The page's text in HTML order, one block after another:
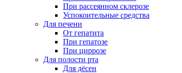
При рассеянном склерозе
Успокоительные средства
Для печени
От гепатита
При гепатозе
При циррозе
Для полости рта
Для дёсен